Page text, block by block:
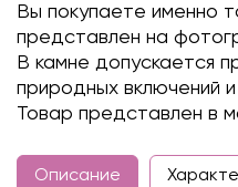
Вы покупаете именно
представлен на
В камне допускается
природных включений
Товар представлен в
Описание